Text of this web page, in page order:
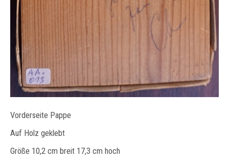
Vorderseite Pappe
Auf Holz geklebt
Größe 10,2 cm breit 17,3 cm hoch